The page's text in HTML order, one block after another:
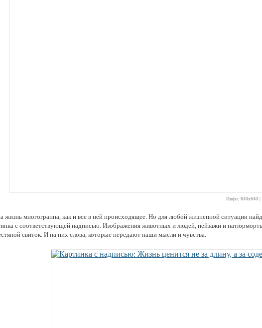
Инфо: 640х640 |
жизнь многогранна, как и все в ней происходящее. Но для любой жизненной ситуации
с соответствующей надписью. Изображения животных и людей, пейзажи и
свиток. И на них слова, которые передают наши мысли и чувства.